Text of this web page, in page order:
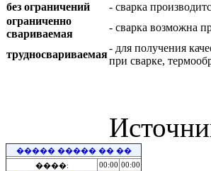
без ограничений
- сварка
ограниченно
свариваемая
- сварка возможна
трудносвариваемая
- для получения
при сварке,
����� ����� �� ��
����:
00:00 00:00